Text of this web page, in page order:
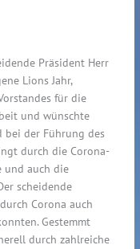
Präsident Herr
Lions Jahr,
für die
und wünschte
bei der Führung des
durch die Corona-
und auch die
scheidende
Corona auch
Gestemmt
durch zahlreiche